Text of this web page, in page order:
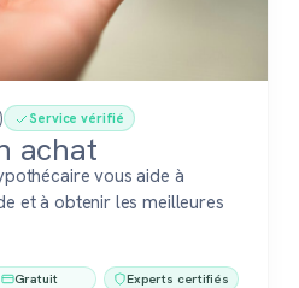
Service vérifié
achat
vous aide à
et à obtenir les meilleures
Gratuit Experts certifiés